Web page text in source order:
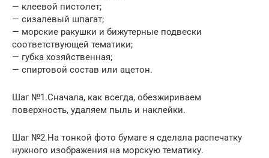
— клеевой пистолет;
— сизалевый шпагат;
— морские ракушки и бижутерные подвески
соответствующей тематики;
— губка хозяйственная;
— спиртовой состав или ацетон.
Шаг №1.Сначала, как всегда, обезжириваем
поверхность, удаляем пыль и наклейки.
Шаг №2.На тонкой фото бумаге я сделала распечатку
нужного изображения на морскую тематику.